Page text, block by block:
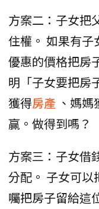
方案二：子女把
住權。 如果有
優惠的價格把房
明「子女要把房
獲得房產 、媽
贏。做得到嗎？
方案三：子女借
分配。 子女可
囑把房子留給這